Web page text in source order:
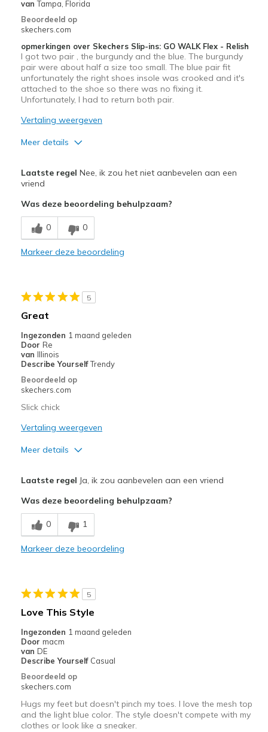
Beste toepassingen
Casual Wear
Travel
Width
Feels true to width
Sizing
Feels true to size
View On Shoes
I'm Really Into Shoes
van Tampa, Florida
Beoordeeld op
skechers.com
opmerkingen over Skechers Slip-ins: GO WALK Flex - Relish
I got two pair , the burgundy and the blue. The burgundy
pair were about half a size too small. The blue pair fit
unfortunately the right shoes insole was crooked and it's
attached to the shoe so there was no fixing it.
Unfortunately, I had to return both pair.
Vertaling weergeven
Meer details
Comfortable
Width
Feels true to width
Sizing
View On Shoes
Laatste regel Nee, ik zou het niet aanbevelen aan een
vriend
Was deze beoordeling behulpzaam?
0 0
Markeer deze beoordeling
5
Great
Ingezonden 1 maand geleden
Door Re
van Illinois
Describe YourselfTrendy
Beoordeeld op
skechers.com
Slick chick
Vertaling weergeven
Meer details
Breathe Well
Comfortable
Beste toepassingen
Going Out
Travel
Width
Feels true to width
Laatste regel Ja, ik zou aanbevelen aan een vriend
Was deze beoordeling behulpzaam?
0 1
Markeer deze beoordeling
5
Love This Style
Ingezonden 1 maand geleden
Door macm
van DE
Describe Yourself Casual
Beoordeeld op
skechers.com
Hugs my feet but doesn't pinch my toes. I love the mesh top
and the light blue color. The style doesn't compete with my
clothes or look like a sneaker.